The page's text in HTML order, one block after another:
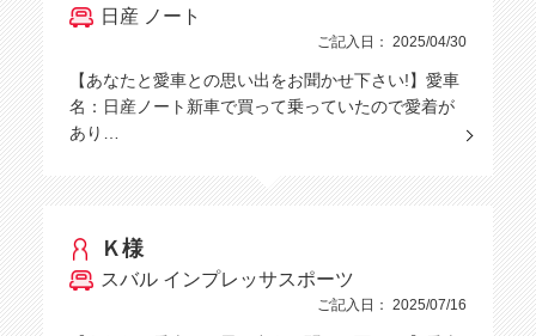
日産 ノート
ご記入日： 2025/04/30
【あなたと愛車との思い出をお聞かせ下さい!】愛車
名：日産ノート新車で買って乗っていたので愛着が
あり…
Ｋ様
スバル インプレッサスポーツ
ご記入日： 2025/07/16